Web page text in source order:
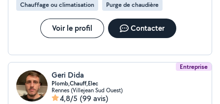
Chauffage ou climatisation Purge de chaudière
Voir le profil Contacter
Entreprise
Geri Dida
Plomb,Chauff,Elec
Rennes (Villejean Sud Ouest)
4,8/5 (99 avis)